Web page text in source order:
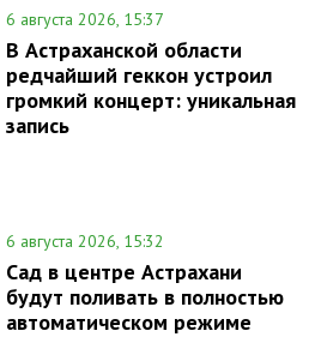
6 августа 2026, 15:37
В Астраханской области
редчайший геккон устроил
громкий концерт: уникальная
запись
6 августа 2026, 15:32
Сад в центре Астрахани
будут поливать в полностью
автоматическом режиме